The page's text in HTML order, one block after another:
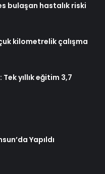
bulaşan hastalık riski
kilometrelik çalışma
yıllık eğitim 3,7
Yapıldı